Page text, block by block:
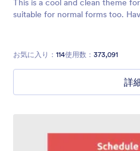
This is a cool and clean theme
suitable for normal forms too.
お気に入り： 114使用数： 373,091
詳